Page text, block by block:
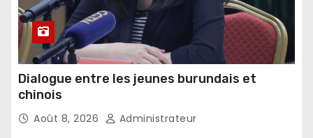
Dialogue entre les jeunes burundais et
chinois
Août 8, 2026 Administrateur